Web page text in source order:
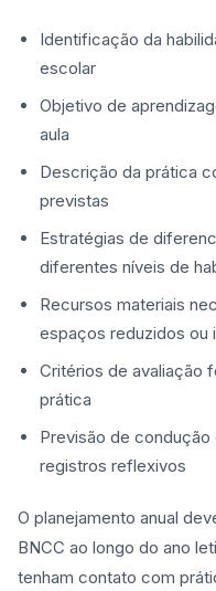
Identificação da
escolar
Objetivo de
aula
Descrição da prática
previstas
Estratégias de
diferentes níveis de
Recursos materiais
espaços reduzidos ou
Critérios de avaliação
prática
Previsão de
registros reflexivos
O planejamento anual
BNCC ao longo do ano
tenham contato com